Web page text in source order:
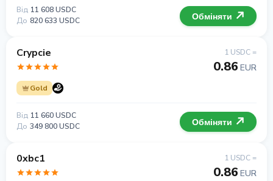
Від 11 608 USDC
До 820 633 USDC Обміняти
Crypcie
Gold
1 USDC =
0.86 EUR
Від 11 660 USDC
До 349 800 USDC Обміняти
0xbc1 1 USDC =
0.86 EUR